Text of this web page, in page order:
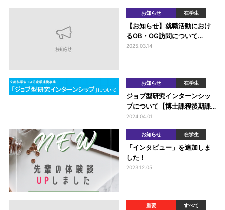
お知らせ 在学生
【お知らせ】就職活動におけ
るOB・OG訪問について
（2025年4月以降）
2025.03.14
お知らせ 在学生
ジョブ型研究インターンシッ
プについて【博士課程後期課
程学生 及び 博士課程後期課程
2024.04.01
お知らせ 在学生
「インタビュー」を追加しま
した！
2023.12.05
重要 すべて